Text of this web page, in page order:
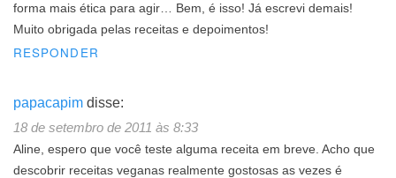
forma mais ética para agir… Bem, é isso! Já escrevi demais!
Muito obrigada pelas receitas e depoimentos!
RESPONDER
papacapim disse:
18 de setembro de 2011 às 8:33
Aline, espero que você teste alguma receita em breve. Acho que
descobrir receitas veganas realmente gostosas as vezes é